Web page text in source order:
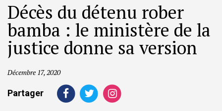
Décès du détenu rober
bamba : le ministère de la
justice donne sa version
Décembre 17, 2020
Partager